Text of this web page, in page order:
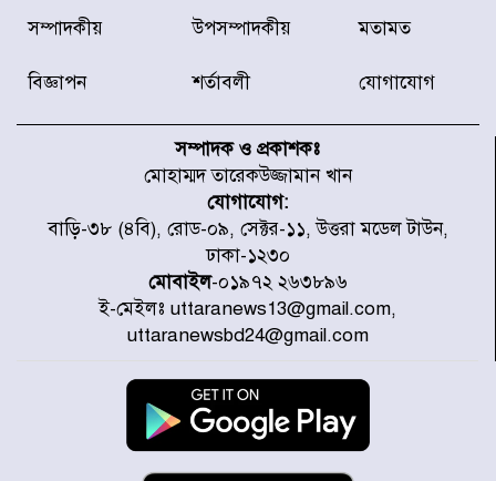
ডিএনসিসির সঙ্গে সমন্বয়ে পরিচ্ছন্নতার
নতুন উদ্যোগ নিকুঞ্জ-টানপাড়ায়
উদ্যোগে উত্তরা ১৩ নং সেক্টর-এ
পরিষ্কার-পরিচ্ছন্নতা অভিযান
ডিএমপির অভিযানে ২৪ ঘণ্টায় গ্রেপ্তার
৫০৪, উদ্ধার মাদক-অস্ত্র
সন্দ্বীপের চরে বিপদে পড়া কচ্ছপ উদ্ধার
সাগরে অবমুক্ত
মাতারবাড়ী পৌঁছে নির্ধারিত কর্মসূচিতে
যোগ দিয়েছেন প্রধানমন্ত্রী
সম্পাদকীয় উপসম্পাদকীয় মতামত
বিজ্ঞাপন শর্তাবলী যোগাযোগ
সম্পাদক ও প্রকাশকঃ
মোহাম্মদ তারেকউজ্জামান খান
যোগাযোগ:
বাড়ি-৩৮ (৪বি), রোড-০৯, সেক্টর-১১, উত্তরা মডেল টাউন,
ঢাকা-১২৩০
মোবাইল-০১৯৭২ ২৬৩৮৯৬
ই-মেইলঃ uttaranews13@gmail.com,
uttaranewsbd24@gmail.com